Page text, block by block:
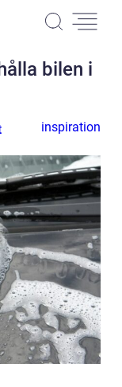
bilen i
inspiration